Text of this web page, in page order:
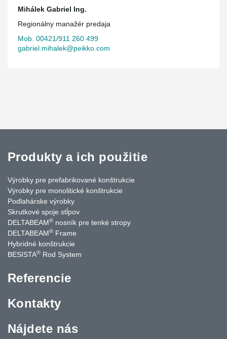
Mihálek Gabriel Ing.
Regionálny manažér predaja
Mob. 00421/911 260 499
gabriel.mihalek@peikko.com
Produkty a ich použitie
Výrobky pre prefabrikované konštrukcie
Výrobky pre monolitické konštrukcie
Podlahárske výrobky
Skrutkové spoje stĺpov
DELTABEAM® nosník pre tenké stropy
DELTABEAM® Frame
Hybridné konštrukcie
BESISTA® Rod System
Referencie
Kontakty
Nájdete nás